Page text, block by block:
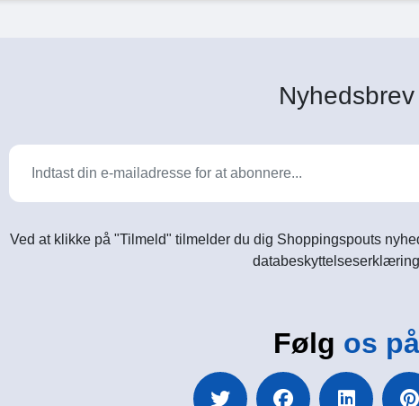
Nyhedsbrev
Ved at klikke på "Tilmeld" tilmelder du dig Shoppingspouts
Følg os på